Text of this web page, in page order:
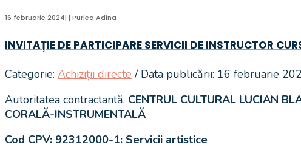
16 februarie 2024| | Purlea Adina
INVITAȚIE DE PARTICIPARE SERVICII DE INSTRUCTOR
Categorie: Achiziții directe / Data publicării: 16 februarie
Autoritatea contractantă, CENTRUL CULTURAL LUCIAN
CORALĂ-INSTRUMENTALĂ
Cod CPV: 92312000-1: Servicii artistice